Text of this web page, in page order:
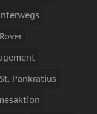
Rover
St. Pankratius